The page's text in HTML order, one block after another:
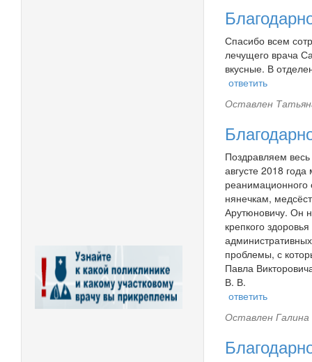
Спасибо всем
лечущего врача
вкусные. В
ответить
Оставлен
Поздравляем
августе 2018
реанимационного
нянечкам,
Арутюновичу. Он
крепкого
проблемы, с
Павла
В. В.
ответить
Оставлен Галина